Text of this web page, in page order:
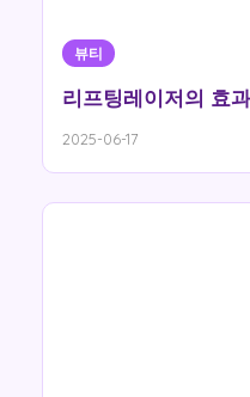
뷰티
리프팅레이저의 효
2025-06-17